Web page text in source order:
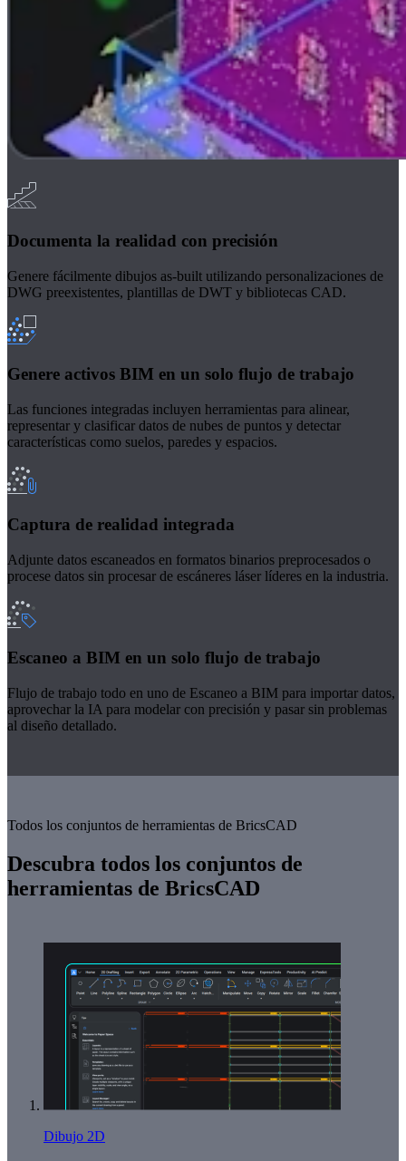
Documenta la realidad con precisión
Genere fácilmente dibujos as-built utilizando personalizaciones de
DWG preexistentes, plantillas de DWT y bibliotecas CAD.
Genere activos BIM en un solo flujo de trabajo
Las funciones integradas incluyen herramientas para alinear,
representar y clasificar datos de nubes de puntos y detectar
características como suelos, paredes y espacios.
Captura de realidad integrada
Adjunte datos escaneados en formatos binarios preprocesados o
procese datos sin procesar de escáneres láser líderes en la industria.
Escaneo a BIM en un solo flujo de trabajo
Flujo de trabajo todo en uno de Escaneo a BIM para importar datos,
aprovechar la IA para modelar con precisión y pasar sin problemas
al diseño detallado.
Todos los conjuntos de herramientas de BricsCAD
Descubra todos los conjuntos de
herramientas de BricsCAD
Dibujo 2D